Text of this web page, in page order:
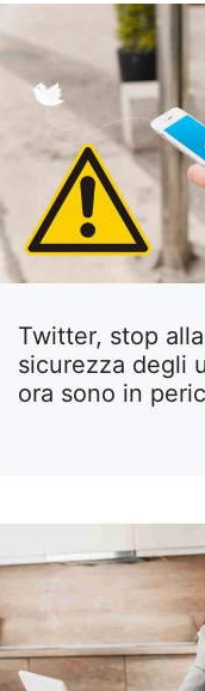
Twitter, stop
sicurezza degli
ora sono in